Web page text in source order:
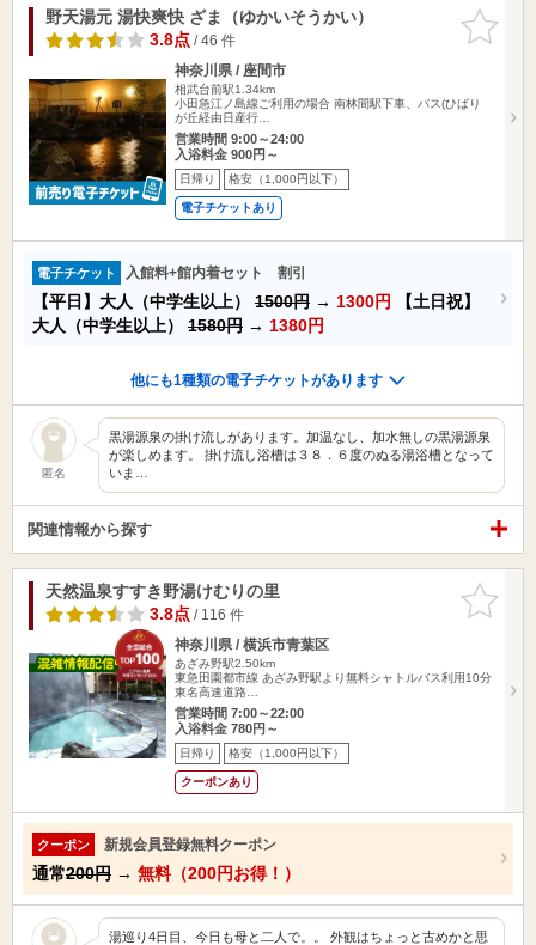
お気に入
りに追加
野天湯元 湯快爽快 ざま（ゆかいそうかい）
3.8点/ 46 件
神奈川県 / 座間市
相武台前駅1.34km
小田急江ノ島線ご利用の場合 南林間駅下車、バス(ひばり
が丘経由日産行…
営業時間 9:00～24:00
入浴料金 900円～
日帰り 格安（1,000円以下）
電子チケットあり
電子チケット 入館料+館内着セット 割引
【平日】大人（中学生以上） 1500円 → 1300円
【土日祝】
大人（中学生以上） 1580円 → 1380円
他にも1種類の電子チケットがあります
匿名
黒湯源泉の掛け流しがあります。加温なし、加水無しの黒湯源泉
が楽しめます。 掛け流し浴槽は３８．６度のぬる湯浴槽となって
いま…
関連情報から探す
お気に入
りに追加
天然温泉すすき野湯けむりの里
3.8点/ 116 件
神奈川県 / 横浜市青葉区
あざみ野駅2.50km
東急田園都市線 あざみ野駅より無料シャトルバス利用10分
東名高速道路…
営業時間 7:00～22:00
入浴料金 780円～
日帰り 格安（1,000円以下）
クーポンあり
クーポン 新規会員登録無料クーポン
通常200円 → 無料（200円お得！）
湯巡り4日目、今日も母と二人で。。 外観はちょっと古めかと思